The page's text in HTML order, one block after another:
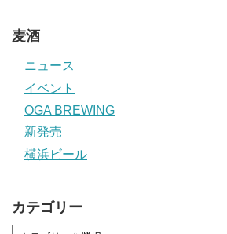
麦酒
ニュース
イベント
OGA BREWING
新発売
横浜ビール
カテゴリー